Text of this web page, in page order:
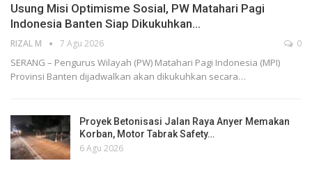
Usung Misi Optimisme Sosial, PW Matahari Pagi
Indonesia Banten Siap Dikukuhkan…
RIZAL M 7 Agu 2026 0
SERANG – Pengurus Wilayah (PW) Matahari Pagi Indonesia (MPI)
Provinsi Banten dijadwalkan akan dikukuhkan secara…
Proyek Betonisasi Jalan Raya Anyer Memakan
Korban, Motor Tabrak Safety…
6 Agu 2026